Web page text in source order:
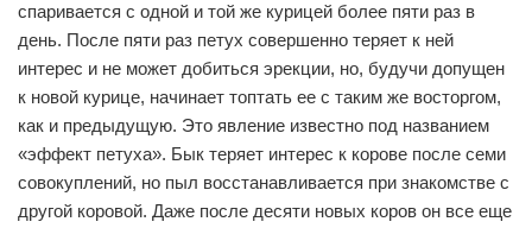
спаривается с одной и той же курицей более пяти раз в
день. После пяти раз петух совершенно теряет к ней
интерес и не может добиться эрекции, но, будучи допущен
к новой курице, начинает топтать ее с таким же восторгом,
как и предыдущую. Это явление известно под названием
«эффект петуха». Бык теряет интерес к корове после семи
совокуплений, но пыл восстанавливается при знакомстве с
другой коровой. Даже после десяти новых коров он все еще